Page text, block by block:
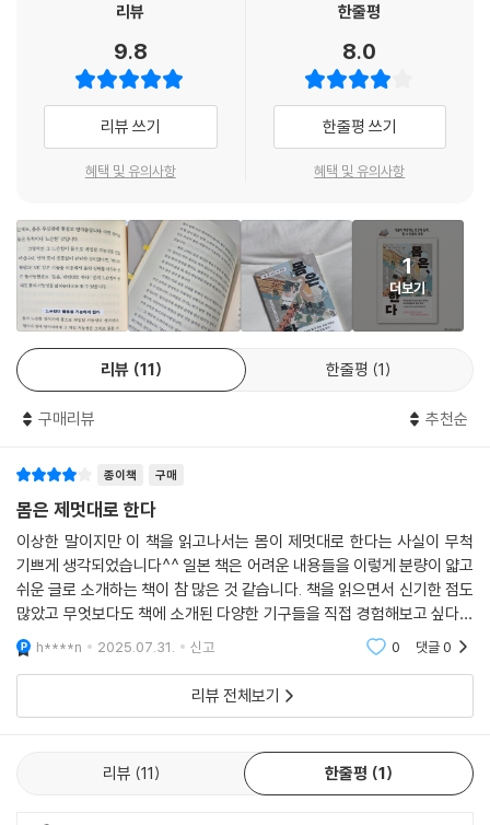
인 질문인 동시에 각종 제도 설계와 관련 있는 사회적 질문이기도 합니다.
책에 등장하는 과학자는 피아니스트의 숨은 연주 능력을 최대한 끌어내려
하는 소니 컴퓨터사이언스 연구소의 후루야 신이치, 전설적인 프로야구 투
수의 투구 동작을 정밀 분석하여 ‘멋대로 문제를 해결하는 몸’의 실체를 밝
히는 NTT 커뮤니케이션 과학기초연구소의 가시노 마키오, 운동 중에 실
시간으로 움직임을 데이터화하고 ‘경기를 뛰면서 배우는’ 공간을 만들어내
는 도쿄공업대학교의 고이케 히데키, 환경에 따라 달라지는 암기 능력에
대한 실험이나 참가자들에게 가짜 꼬리를 움직이도록 시키는 단체 실험을
세계 최초로 멀티 터치를 발명한 사용자 인터페이스의 1인자로 인간의 ‘목
소리’를 활용한 다채로운 학습의 가능성을 탐구하는 도쿄대학교의 레키모
토 준이치다. 다섯 과학자의 연구는 주제도 소재도 모두 다르지만, ‘의식을
앞질러 제멋대로 문제를 해결하는 몸’을 다룬다는 점은 같다. 이토 아사는
이들의 연구를 통해 ‘할 수 없던 일을 할 수 있게 되는’ 변화가 ‘몸의 자유분
방함이 드러난 것’이라고 인식한다. 그러한 새로운 인식 덕분에 독자는 ‘할
수 있는 것’은 몸을 생각대로 제어하거나 능력이 뛰어난 것이라는 단편적
인 인식에서 벗어나 인간 몸의 진정한 가능성을 상상할 수 있을 것이다.
우리는 몸에 배신당하고 있다
몸은 어떻게 ‘할 수 있게’ 되는가?
후루야 신이치가 피아니스트를 위해 만든 기구 ‘외골격’. 로봇 장갑처럼 생
긴 이 기구는 프로 피아니스트의 손가락 움직임을 계측해서 기구를 착용한
초보자의 손가락에 계측한 데이터를 출력한다. 초보도 외골격을 착용하면
프로 피아니스트가 연주할 때처럼 손가락이 움직이게 되는 것이다. 이 외
골격을 60명의 피아니스트와 음대생에게 사용해보게 했다. 평소 어려워
하던 연주 기법을 외골격으로 체험해본 사람들은 외골격을 벗은 뒤에도 손
가락이 전과 달리 쉽게 움직였다.
일본 프로야구 최고 명문 팀 요미우리 자이언츠에서 21년 간 에이스로 활
약했던 구와타 마스미. 가시노 마키오는 연구소에서 구와타에게 “똑같은
용을 증강시키는 과학자들과 그들의 연구를 통해 인간과 기술의 관계를 고
찰하는 인문학자가 등장한다. 뇌와 몸이 나누는 밀담을 엿들어보니 뇌가
몸을 가르치는 것이 아니라 뇌가 몸으로부터 배워 연습하고 노력하고 기억
리뷰
9.8
리뷰 쓰기
혜택 및 유의사항
한줄평
8.0
한줄평 쓰기
혜택 및 유의사항
1
더보기
리뷰 11 한줄평 1
구매리뷰 추천순
종이책 구매
몸은 제멋대로 한다
이상한 말이지만 이 책을 읽고나서는 몸이 제멋대로 한다는 사실이 무척
기쁘게 생각되었습니다^^ 일본 책은 어려운 내용들을 이렇게 분량이 얇고
쉬운 글로 소개하는 책이 참 많은 것 같습니다. 책을 읽으면서 신기한 점도
많았고 무엇보다도 책에 소개된 다양한 기구들을 직접 경험해보고 싶다는
생각이 강렬하게 들었습니다.
h****n 2025.07.31. 신고 0 댓글0
리뷰 전체보기
리뷰 11 한줄평 1